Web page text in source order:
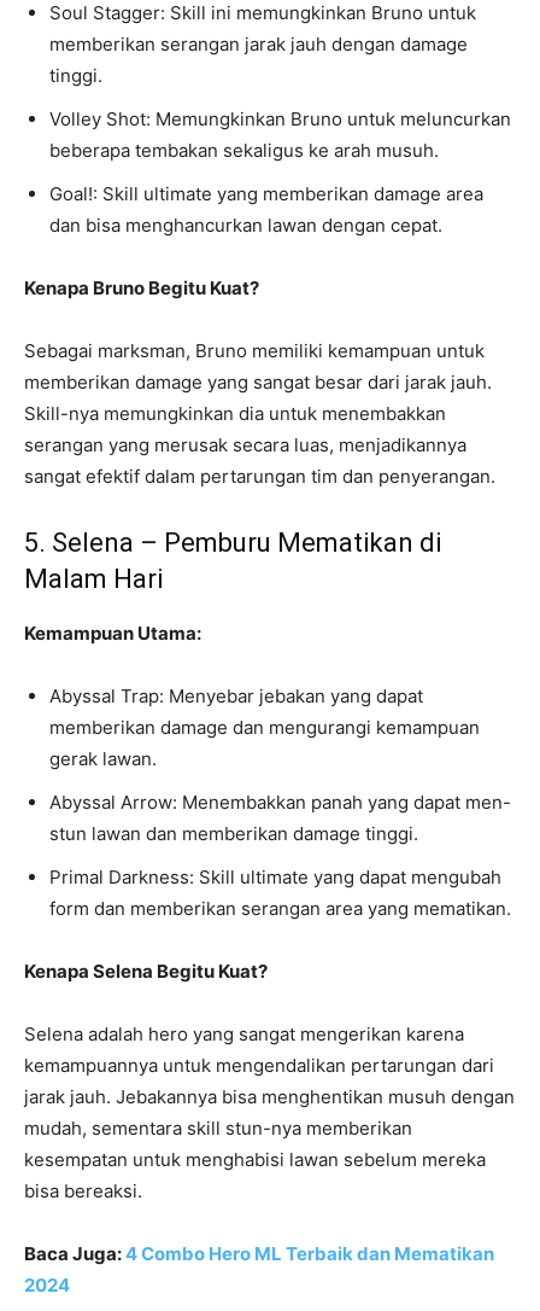
Soul Stagger: Skill ini memungkinkan Bruno untuk
memberikan serangan jarak jauh dengan damage
tinggi.
Volley Shot: Memungkinkan Bruno untuk meluncurkan
beberapa tembakan sekaligus ke arah musuh.
Goal!: Skill ultimate yang memberikan damage area
dan bisa menghancurkan lawan dengan cepat.
Kenapa Bruno Begitu Kuat?
Sebagai marksman, Bruno memiliki kemampuan untuk
memberikan damage yang sangat besar dari jarak jauh.
Skill-nya memungkinkan dia untuk menembakkan
serangan yang merusak secara luas, menjadikannya
sangat efektif dalam pertarungan tim dan penyerangan.
5. Selena – Pemburu Mematikan di
Malam Hari
Kemampuan Utama:
Abyssal Trap: Menyebar jebakan yang dapat
memberikan damage dan mengurangi kemampuan
gerak lawan.
Abyssal Arrow: Menembakkan panah yang dapat men-
stun lawan dan memberikan damage tinggi.
Primal Darkness: Skill ultimate yang dapat mengubah
form dan memberikan serangan area yang mematikan.
Kenapa Selena Begitu Kuat?
Selena adalah hero yang sangat mengerikan karena
kemampuannya untuk mengendalikan pertarungan dari
jarak jauh. Jebakannya bisa menghentikan musuh dengan
mudah, sementara skill stun-nya memberikan
kesempatan untuk menghabisi lawan sebelum mereka
bisa bereaksi.
Baca Juga:4 Combo Hero ML Terbaik dan Mematikan
2024